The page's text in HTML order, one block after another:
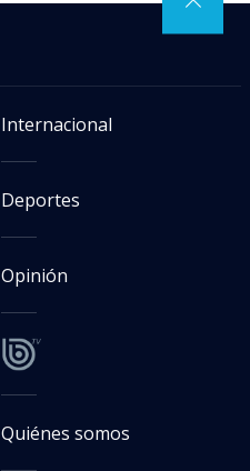
Internacional
Deportes
Opinión
Quiénes somos